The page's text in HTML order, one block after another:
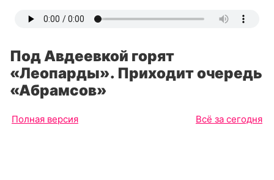
Под Авдеевкой горят
«Леопарды». Приходит очередь
«Абрамсов»
Полная версия Всё за сегодня